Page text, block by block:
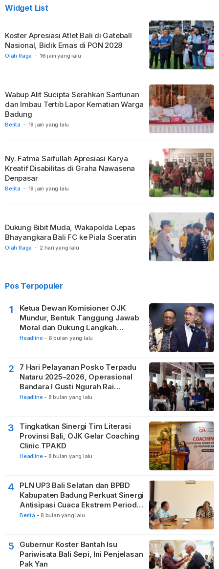
Widget List
Olah Raga - 16 jam yang lalu
Koster Apresiasi Atlet Bali di Gateball
Nasional, Bidik Emas di PON 2028
Berita - 18 jam yang lalu
Wabup Alit Sucipta Serahkan Santunan
dan Imbau Tertib Lapor Kematian Warga
Badung
Berita - 18 jam yang lalu
Ny. Fatma Saifullah Apresiasi Karya
Kreatif Disabilitas di Graha Nawasena
Denpasar
Olah Raga - 2 hari yang lalu
Dukung Bibit Muda, Wakapolda Lepas
Bhayangkara Bali FC ke Piala Soeratin
Pos Terpopuler
1
Ketua Dewan Komisioner OJK
Mundur, Bentuk Tanggung Jawab
Moral dan Dukung Langkah
Pemulihan
Headline - 6 bulan yang lalu
2
7 Hari Pelayanan Posko Terpadu
Nataru 2025–2026, Operasional
Bandara I Gusti Ngurah Rai
Berjalan Lancar
Headline - 8 bulan yang lalu
3
Tingkatkan Sinergi Tim Literasi
Provinsi Bali, OJK Gelar Coaching
Clinic TPAKD
Headline - 8 bulan yang lalu
4
PLN UP3 Bali Selatan dan BPBD
Kabupaten Badung Perkuat Sinergi
Antisipasi Cuaca Ekstrem Periode
Nataru
Berita - 8 bulan yang lalu
5
Gubernur Koster Bantah Isu
Pariwisata Bali Sepi, Ini Penjelasan
Pak Yan